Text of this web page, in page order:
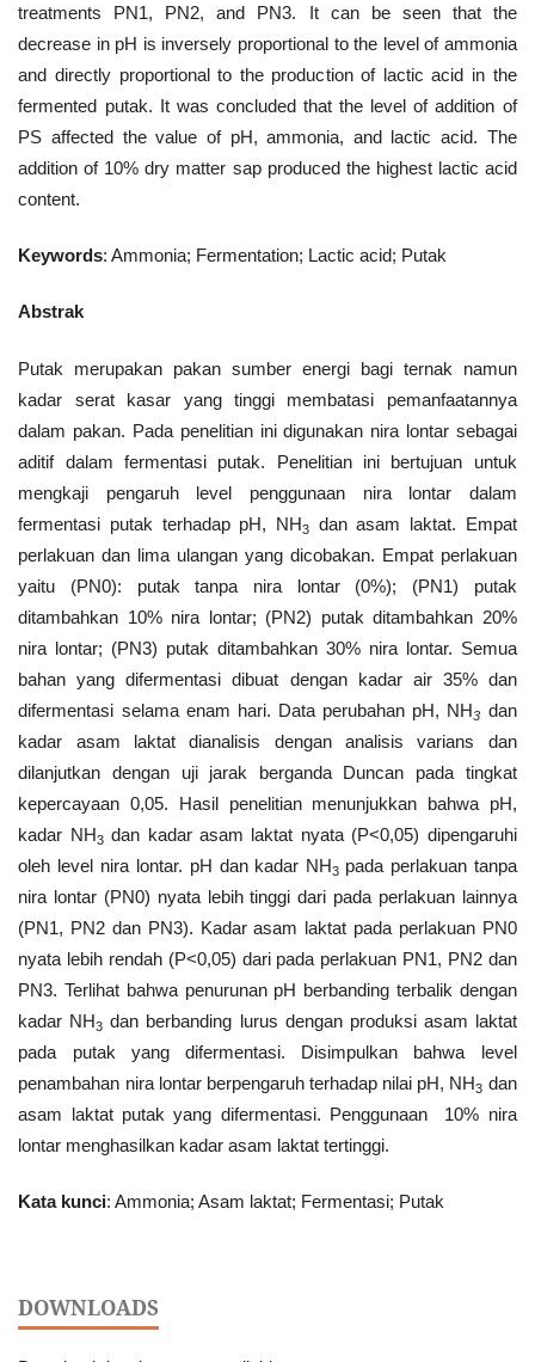
treatments PN1, PN2, and PN3. It can be seen that the
decrease in pH is inversely proportional to the level of ammonia
and directly proportional to the production of lactic acid in the
fermented putak. It was concluded that the level of addition of
PS affected the value of pH, ammonia, and lactic acid. The
addition of 10% dry matter sap produced the highest lactic acid
content.
Keywords: Ammonia; Fermentation; Lactic acid; Putak
Abstrak
Putak merupakan pakan sumber energi bagi ternak namun
kadar serat kasar yang tinggi membatasi pemanfaatannya
dalam pakan. Pada penelitian ini digunakan nira lontar sebagai
aditif dalam fermentasi putak. Penelitian ini bertujuan untuk
mengkaji pengaruh level penggunaan nira lontar dalam
fermentasi putak terhadap pH, NH3
dan asam laktat. Empat
perlakuan dan lima ulangan yang dicobakan. Empat perlakuan
yaitu (PN0): putak tanpa nira lontar (0%); (PN1) putak
ditambahkan 10% nira lontar; (PN2) putak ditambahkan 20%
nira lontar; (PN3) putak ditambahkan 30% nira lontar. Semua
bahan yang difermentasi dibuat dengan kadar air 35% dan
difermentasi selama enam hari. Data perubahan pH, NH3 dan
kadar asam laktat dianalisis dengan analisis varians dan
dilanjutkan dengan uji jarak berganda Duncan pada tingkat
kepercayaan 0,05. Hasil penelitian menunjukkan bahwa pH,
kadar NH3dan kadar asam laktat nyata (P<0,05) dipengaruhi
oleh level nira lontar. pH dan kadar NH3 pada perlakuan tanpa
nira lontar (PN0) nyata lebih tinggi dari pada perlakuan lainnya
(PN1, PN2 dan PN3). Kadar asam laktat pada perlakuan PN0
nyata lebih rendah (P<0,05) dari pada perlakuan PN1, PN2 dan
PN3. Terlihat bahwa penurunan pH berbanding terbalik dengan
kadar NH3 dan berbanding lurus dengan produksi asam laktat
pada putak yang difermentasi. Disimpulkan bahwa level
penambahan nira lontar berpengaruh terhadap nilai pH, NH3 dan
asam laktat putak yang difermentasi. Penggunaan 10% nira
lontar menghasilkan kadar asam laktat tertinggi.
Kata kunci: Ammonia; Asam laktat; Fermentasi; Putak
DOWNLOADS